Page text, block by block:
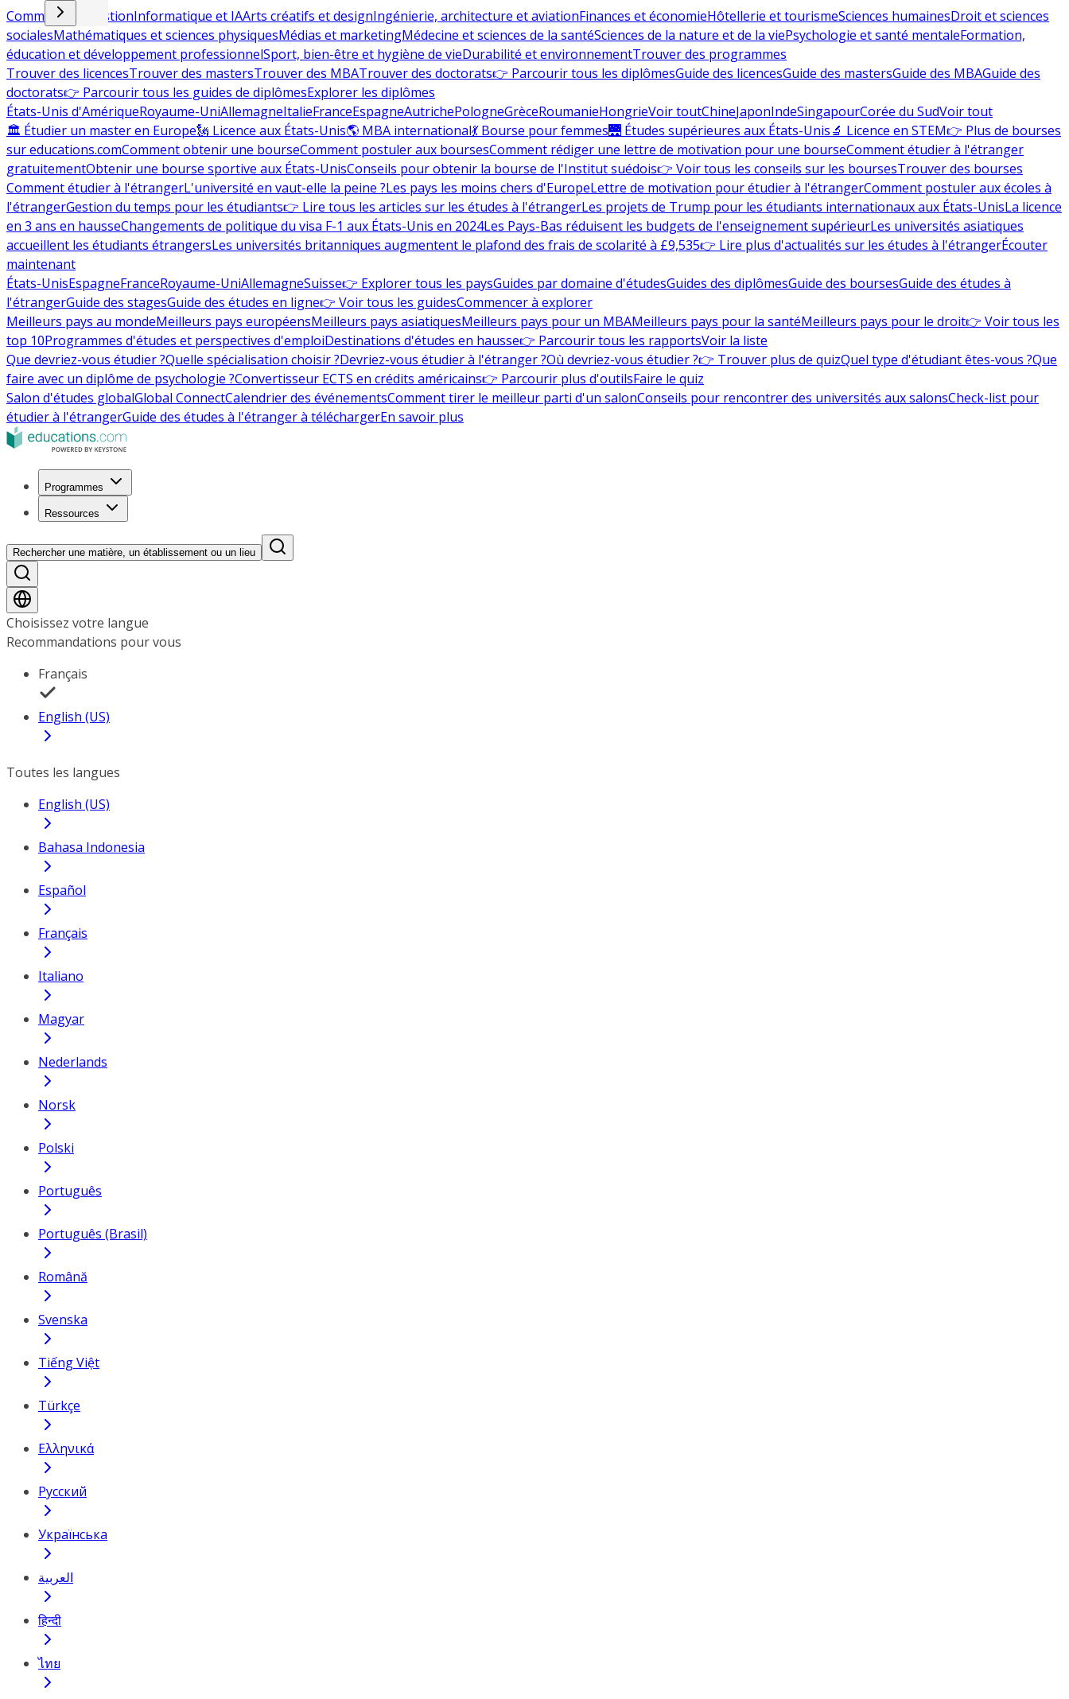
Commerce et gestionInformatique et IAArts créatifs et designIngénierie, architecture et aviationFinances et économieHôtellerie et tourismeSciences humainesDroit et sciences
socialesMathématiques et sciences physiquesMédias et marketingMédecine et sciences de la santéSciences de la nature et de la viePsychologie et santé mentaleFormation,
éducation et développement professionnelSport, bien-être et hygiène de vieDurabilité et environnementTrouver des programmes
Trouver des licencesTrouver des mastersTrouver des MBATrouver des doctorats👉 Parcourir tous les diplômesGuide des licencesGuide des mastersGuide des MBAGuide des
doctorats👉 Parcourir tous les guides de diplômesExplorer les diplômes
États-Unis d'AmériqueRoyaume-UniAllemagneItalieFranceEspagneAutrichePologneGrèceRoumanieHongrieVoir toutChineJaponIndeSingapourCorée du SudVoir tout
🏛 Étudier un master en Europe🗽 Licence aux États-Unis🌎 MBA international💃 Bourse pour femmes🌉 Études supérieures aux États-Unis🔬 Licence en STEM👉 Plus de bourses
sur educations.comComment obtenir une bourseComment postuler aux boursesComment rédiger une lettre de motivation pour une bourseComment étudier à l'étranger
gratuitementObtenir une bourse sportive aux États-UnisConseils pour obtenir la bourse de l'Institut suédois👉 Voir tous les conseils sur les boursesTrouver des bourses
Comment étudier à l'étrangerL'université en vaut-elle la peine ?Les pays les moins chers d'EuropeLettre de motivation pour étudier à l'étrangerComment postuler aux écoles à
l'étrangerGestion du temps pour les étudiants👉 Lire tous les articles sur les études à l'étrangerLes projets de Trump pour les étudiants internationaux aux États-UnisLa licence
en 3 ans en hausseChangements de politique du visa F-1 aux États-Unis en 2024Les Pays-Bas réduisent les budgets de l'enseignement supérieurLes universités asiatiques
accueillent les étudiants étrangersLes universités britanniques augmentent le plafond des frais de scolarité à £9,535👉 Lire plus d'actualités sur les études à l'étrangerÉcouter
maintenant
États-UnisEspagneFranceRoyaume-UniAllemagneSuisse👉 Explorer tous les paysGuides par domaine d'étudesGuides des diplômesGuide des boursesGuide des études à
l'étrangerGuide des stagesGuide des études en ligne👉 Voir tous les guidesCommencer à explorer
Meilleurs pays au mondeMeilleurs pays européensMeilleurs pays asiatiquesMeilleurs pays pour un MBAMeilleurs pays pour la santéMeilleurs pays pour le droit👉 Voir tous les
top 10Programmes d'études et perspectives d'emploiDestinations d'études en hausse👉 Parcourir tous les rapportsVoir la liste
Que devriez-vous étudier ?Quelle spécialisation choisir ?Devriez-vous étudier à l'étranger ?Où devriez-vous étudier ?👉 Trouver plus de quizQuel type d'étudiant êtes-vous ?Que
faire avec un diplôme de psychologie ?Convertisseur ECTS en crédits américains👉 Parcourir plus d'outilsFaire le quiz
Salon d'études globalGlobal ConnectCalendrier des événementsComment tirer le meilleur parti d'un salonConseils pour rencontrer des universités aux salonsCheck-list pour
étudier à l'étrangerGuide des études à l'étranger à téléchargerEn savoir plus
Programmes
Ressources
Rechercher une matière, un établissement ou un lieu
Choisissez votre langue
Recommandations pour vous
Français
English (US)
Toutes les langues
English (US)
Bahasa Indonesia
Español
Français
Italiano
Magyar
Nederlands
Norsk
Polski
Português
Português (Brasil)
Română
Svenska
Tiếng Việt
Türkçe
Ελληνικά
Русский
Українська
العربية
हिन्दी
ไทย